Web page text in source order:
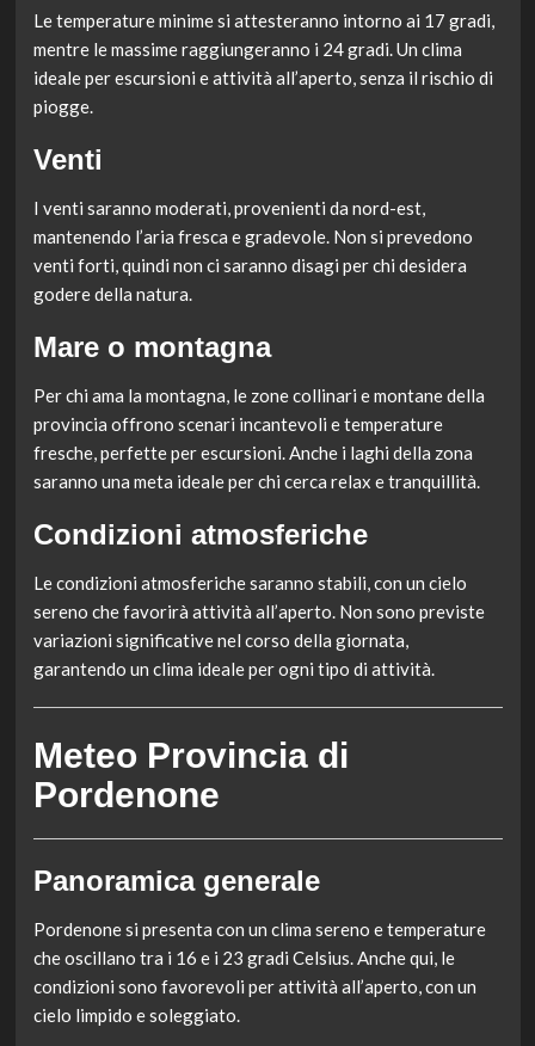
Le temperature minime si attesteranno intorno ai 17 gradi,
mentre le massime raggiungeranno i 24 gradi. Un clima
ideale per escursioni e attività all’aperto, senza il rischio di
piogge.
Venti
I venti saranno moderati, provenienti da nord-est,
mantenendo l’aria fresca e gradevole. Non si prevedono
venti forti, quindi non ci saranno disagi per chi desidera
godere della natura.
Mare o montagna
Per chi ama la montagna, le zone collinari e montane della
provincia offrono scenari incantevoli e temperature
fresche, perfette per escursioni. Anche i laghi della zona
saranno una meta ideale per chi cerca relax e tranquillità.
Condizioni atmosferiche
Le condizioni atmosferiche saranno stabili, con un cielo
sereno che favorirà attività all’aperto. Non sono previste
variazioni significative nel corso della giornata,
garantendo un clima ideale per ogni tipo di attività.
Meteo Provincia di
Pordenone
Panoramica generale
Pordenone si presenta con un clima sereno e temperature
che oscillano tra i 16 e i 23 gradi Celsius. Anche qui, le
condizioni sono favorevoli per attività all’aperto, con un
cielo limpido e soleggiato.